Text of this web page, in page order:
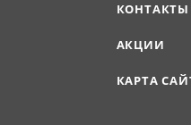
КОНТАКТЫ
АКЦИИ
КАРТА